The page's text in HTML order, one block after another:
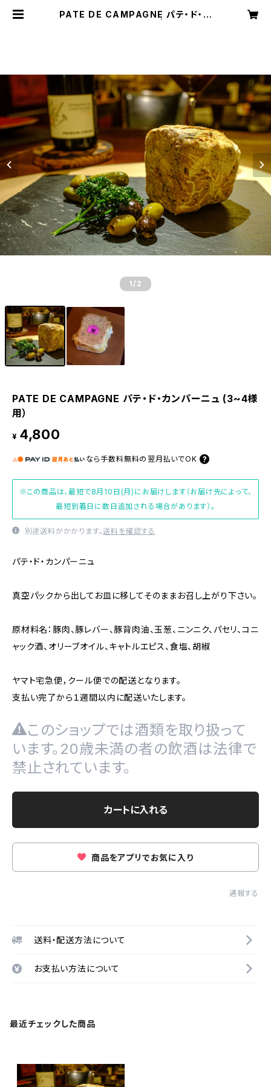
PATE DE CAMPAGNE パテ・ド・カ
1 /2
PATE DE CAMPAGNE パテ・ド・カンパーニュ (3~4様
用）
¥ 4,800
なら 手数料無料の 翌月払いでOK
※この商品は、最短で8月10日(月)にお届けします（お届け先によって、
最短到着日に数日追加される場合があります）。
別途送料がかかります。送料を確認する
パテ・ド・カンパーニュ
真空パックから出してお皿に移してそのままお召し上がり下さい。
原材料名：豚肉、豚レバー、豚背肉油、玉葱、ニンニク、パセリ、コニ
ャック酒、オリーブオイル、キャトルエピス、食塩、胡椒
ヤマト宅急便，クール便での配送となります。
支払い完了から１週間以内に配送いたします。
このショップでは酒類を取り扱って
います。20歳未満の者の飲酒は法律で
禁止されています。
カートに入れる
商品をアプリでお気に入り
通報する
送料・配送方法について
お支払い方法について
最近チェックした商品